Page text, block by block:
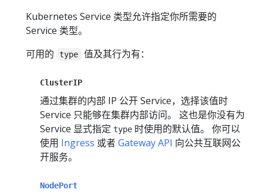
Kubernetes Service 类型允许指定你所需要的
Service 类型。
可用的
type 值及其行为有：
ClusterIP
通过集群的内部 IP 公开 Service，选择该值时
Service 只能够在集群内部访问。 这也是你没有为
Service 显式指定 type 时使用的默认值。 你可以
使用 Ingress 或者Gateway API 向公共互联网公
开服务。
NodePort